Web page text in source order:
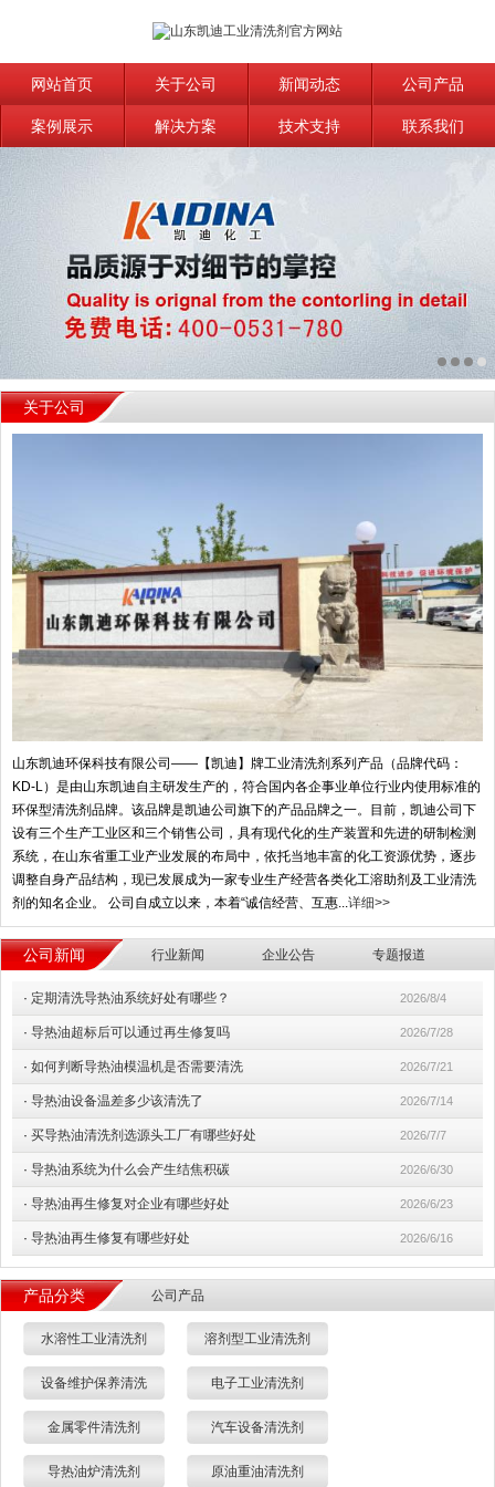
网站首页 关于公司 新闻动态 公司产品
案例展示 解决方案 技术支持 联系我们
关于公司
山东凯迪环保科技有限公司——【凯迪】牌工业清洗剂系列产品（品牌代码：
KD-L）是由山东凯迪自主研发生产的，符合国内各企事业单位行业内使用标准的
环保型清洗剂品牌。该品牌是凯迪公司旗下的产品品牌之一。目前，凯迪公司下
设有三个生产工业区和三个销售公司，具有现代化的生产装置和先进的研制检测
系统，在山东省重工业产业发展的布局中，依托当地丰富的化工资源优势，逐步
调整自身产品结构，现已发展成为一家专业生产经营各类化工溶助剂及工业清洗
剂的知名企业。 公司自成立以来，本着“诚信经营、互惠... 详细>>
公司新闻 行业新闻 企业公告 专题报道
· 定期清洗导热油系统好处有哪些？ 2026/8/4
· 导热油超标后可以通过再生修复吗 2026/7/28
· 如何判断导热油模温机是否需要清洗 2026/7/21
· 导热油设备温差多少该清洗了 2026/7/14
· 买导热油清洗剂选源头工厂有哪些好处 2026/7/7
· 导热油系统为什么会产生结焦积碳 2026/6/30
· 导热油再生修复对企业有哪些好处 2026/6/23
· 导热油再生修复有哪些好处 2026/6/16
产品分类 公司产品
水溶性工业清洗剂 溶剂型工业清洗剂
设备维护保养清洗 电子工业清洗剂
金属零件清洗剂 汽车设备清洗剂
导热油炉清洗剂 原油重油清洗剂